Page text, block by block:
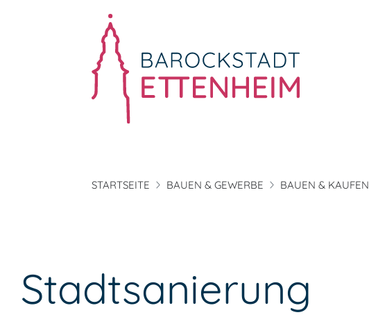
STARTSEITE BAUEN & GEWERBE BAUEN & KAUFEN
Stadtsanierung